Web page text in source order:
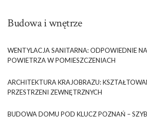
Budowa i wnętrze
WENTYLACJA SANITARNA: ODPOWIEDNIE
POWIETRZA W POMIESZCZENIACH
ARCHITEKTURA KRAJOBRAZU:
PRZESTRZENI ZEWNĘTRZNYCH
BUDOWA DOMU POD KLUCZ POZNAŃ –